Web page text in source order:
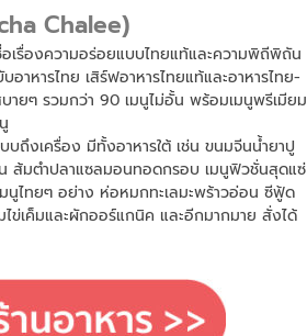
Chalee)
เรื่องความอร่อยแบบไทยแท้และความพิถีพิถัน
าหารไทย เสิร์ฟอาหารไทยแท้และอาหารไทย-
ายๆ รวมกว่า 90 เมนูไม่อั้น พร้อมเมนูพรีเมียม
บถึงเครื่อง มีทั้งอาหารใต้ เช่น ขนมจีนน้ำยาปู
น ส้มตำปลาแซลมอนทอดกรอบ เมนูฟิวชั่นสุดแซ่
นูไทยๆ อย่าง ห่อหมกทะเลมะพร้าวอ่อน ซีฟู้ด
ข่เค็มและผักออร์แกนิค และอีกมากมาย สั่งได้